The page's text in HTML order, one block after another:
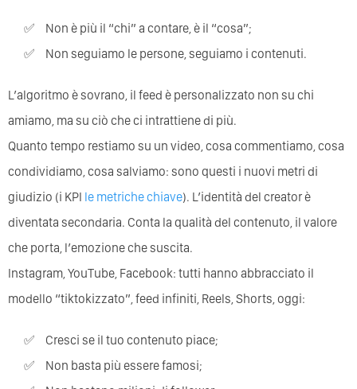
Non è più il “chi” a contare, è il “cosa”;
Non seguiamo le persone, seguiamo i contenuti.
L’algoritmo è sovrano, il feed è personalizzato non su chi
amiamo, ma su ciò che ci intrattiene di più.
Quanto tempo restiamo su un video, cosa commentiamo, cosa
condividiamo, cosa salviamo: sono questi i nuovi metri di
giudizio (i KPI le metriche chiave). L’identità del creator è
diventata secondaria. Conta la qualità del contenuto, il valore
che porta, l’emozione che suscita.
Instagram, YouTube, Facebook: tutti hanno abbracciato il
modello “tiktokizzato”, feed infiniti, Reels, Shorts, oggi:
Cresci se il tuo contenuto piace;
Non basta più essere famosi;